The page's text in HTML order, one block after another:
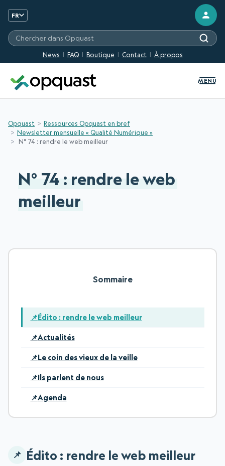
FR
News FAQ Boutique Contact À propos
Chercher sur les sites Opquast
MENU
Opquast
Ressources Opquast en bref
Newsletter mensuelle « Qualité Numérique »
N° 74 : rendre le web meilleur
N° 74 : rendre le web
meilleur
Sommaire
Édito : rendre le web meilleur
Actualités
Le coin des vieux de la veille
Ils parlent de nous
Agenda
Édito : rendre le web meilleur